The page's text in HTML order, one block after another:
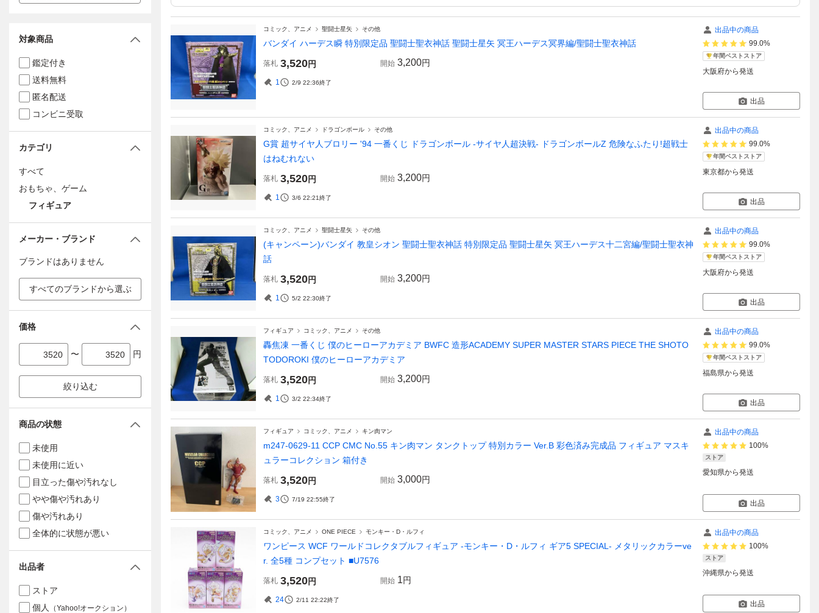
コミック、アニメ 聖闘士星矢 その他
バンダイ ハーデス瞬 特別限定品 聖闘士聖衣神話 聖闘士星矢 冥王ハーデス冥界編/聖闘士聖衣神話
落札 3,520円 開始 3,200円
1 2/9 22:36終了
出品中の商品
99.0%
年間ベストストア
大阪府から発送
出品
コミック、アニメ ドラゴンボール その他
G賞 超サイヤ人ブロリー '94 一番くじ ドラゴンボール -サイヤ人超決戦- ドラゴンボールZ 危険なふたり!超戦士
はねむれない
落札 3,520円 開始 3,200円
1 3/6 22:21終了
出品中の商品
99.0%
年間ベストストア
東京都から発送
出品
コミック、アニメ 聖闘士星矢 その他
(キャンペーン)バンダイ 教皇シオン 聖闘士聖衣神話 特別限定品 聖闘士星矢 冥王ハーデス十二宮編/聖闘士聖衣神
話
落札 3,520円 開始 3,200円
1 5/2 22:30終了
出品中の商品
99.0%
年間ベストストア
大阪府から発送
出品
フィギュア コミック、アニメ その他
轟焦凍 一番くじ 僕のヒーローアカデミア BWFC 造形ACADEMY SUPER MASTER STARS PIECE THE SHOTO
TODOROKI 僕のヒーローアカデミア
落札 3,520円 開始 3,200円
1 3/2 22:34終了
出品中の商品
99.0%
年間ベストストア
福島県から発送
出品
フィギュア コミック、アニメ キン肉マン
m247-0629-11 CCP CMC No.55 キン肉マン タンクトップ 特別カラー Ver.B 彩色済み完成品 フィギュア マスキ
ュラーコレクション 箱付き
落札 3,520円 開始 3,000円
3 7/19 22:55終了
出品中の商品
100%
ストア
愛知県から発送
出品
コミック、アニメ ONE PIECE モンキー・D・ルフィ
ワンピース WCF ワールドコレクタブルフィギュア -モンキー・D・ルフィ ギア5 SPECIAL- メタリックカラーve
r. 全5種 コンプセット ■U7576
落札 3,520円 開始 1円
24 2/11 22:22終了
出品中の商品
100%
ストア
沖縄県から発送
出品
対象商品
鑑定付き
送料無料
匿名配送
コンビニ受取
カテゴリ
すべて
おもちゃ、ゲーム
フィギュア
メーカー・ブランド
ブランドはありません
すべてのブランドから選ぶ
価格
〜 円
絞り込む
商品の状態
未使用
未使用に近い
目立った傷や汚れなし
やや傷や汚れあり
傷や汚れあり
全体的に状態が悪い
出品者
ストア
個人
（Yahoo!オークション）